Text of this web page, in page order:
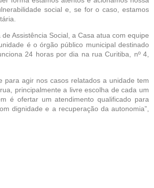
social e, se for o caso, estamos
Assistência Social, a Casa atua com equipe
é o órgão público municipal destinado
24 horas por dia na rua Curitiba, nº 4,
para agir nos casos relatados a unidade tem
principalmente a livre escolha de cada um
é ofertar um atendimento qualificado para
dignidade e a recuperação da autonomia”,